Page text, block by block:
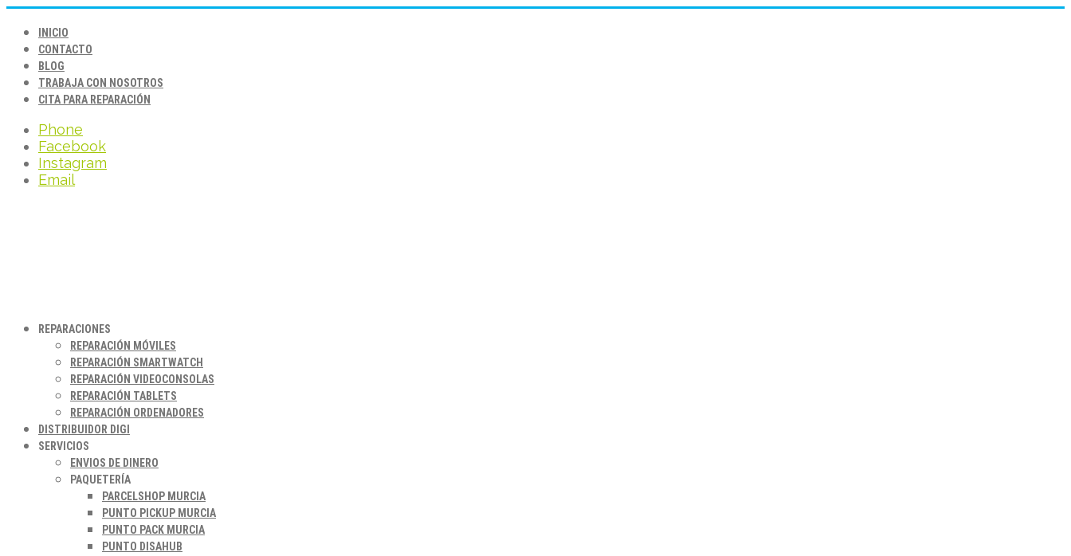
INICIO
CONTACTO
BLOG
TRABAJA CON NOSOTROS
CITA PARA REPARACIÓN
Phone
Facebook
Instagram
Email
REPARACIONES
REPARACIÓN MÓVILES
REPARACIÓN SMARTWATCH
REPARACIÓN VIDEOCONSOLAS
REPARACIÓN TABLETS
REPARACIÓN ORDENADORES
DISTRIBUIDOR DIGI
SERVICIOS
ENVIOS DE DINERO
PAQUETERÍA
PARCELSHOP MURCIA
PUNTO PICKUP MURCIA
PUNTO PACK MURCIA
PUNTO DISAHUB